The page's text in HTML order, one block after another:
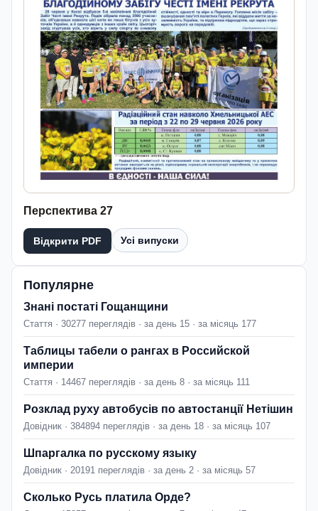
Перспектива 27
Відкрити PDF Усі випуски
Популярне
Знані постаті Гощанщини
Стаття · 30277 переглядів · за день 15 · за місяць 177
Таблицы табели о рангах в Российской
империи
Стаття · 14467 переглядів · за день 8 · за місяць 111
Розклад руху автобусів по автостанції Нетішин
Довідник · 384894 переглядів · за день 18 · за місяць 107
Шпаргалка по русскому языку
Довідник · 20191 переглядів · за день 2 · за місяць 57
Сколько Русь платила Орде?